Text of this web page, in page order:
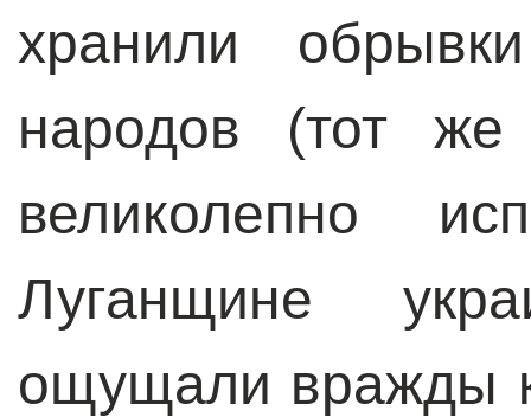
хранили
народов (тот
великолепно
Луганщине
ощущали вражды